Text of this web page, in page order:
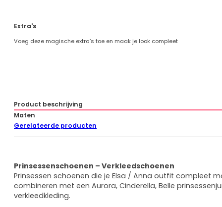
Extra's
Voeg deze magische extra’s toe en maak je look compleet
Product beschrijving
Maten
Gerelateerde producten
Prinsessenschoenen – Verkleedschoenen
Prinsessen schoenen die je Elsa / Anna outfit compleet
combineren met een Aurora, Cinderella, Belle
verkleedkleding.